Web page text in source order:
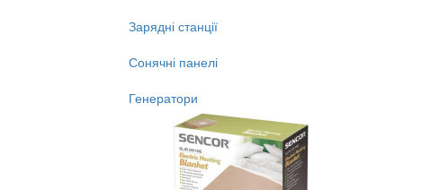
Зарядні станції
Сонячні панелі
Генератори